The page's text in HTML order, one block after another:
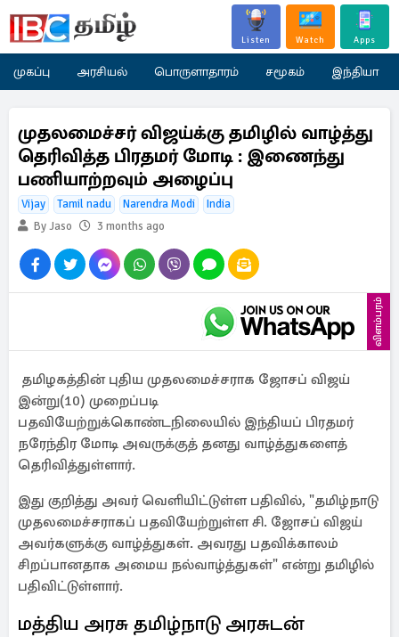
Listen Watch Apps
முகப்பு அரசியல் பொருளாதாரம் சமூகம் இந்தியா
முதலமைச்சர் விஜய்க்கு தமிழில் வாழ்த்து
தெரிவித்த பிரதமர் மோடி : இணைந்து
பணியாற்றவும் அழைப்பு
Vijay Tamil nadu Narendra Modi
India
By Jaso
3 months ago
விளம்பரம்
தமிழகத்தின் புதிய முதலமைச்சராக ஜோசப் விஜய்
இன்று(10) முறைப்படி
பதவியேற்றுக்கொண்டநிலையில் இந்தியப் பிரதமர்
நரேந்திர மோடி அவருக்குத் தனது வாழ்த்துகளைத்
தெரிவித்துள்ளார்.
இது குறித்து அவர் வெளியிட்டுள்ள பதிவில், "தமிழ்நாடு
முதலமைச்சராகப் பதவியேற்றுள்ள சி. ஜோசப் விஜய்
அவர்களுக்கு வாழ்த்துகள். அவரது பதவிக்காலம்
சிறப்பானதாக அமைய நல்வாழ்த்துகள்" என்று தமிழில்
பதிவிட்டுள்ளார்.
மத்திய அரசு தமிழ்நாடு அரசுடன்